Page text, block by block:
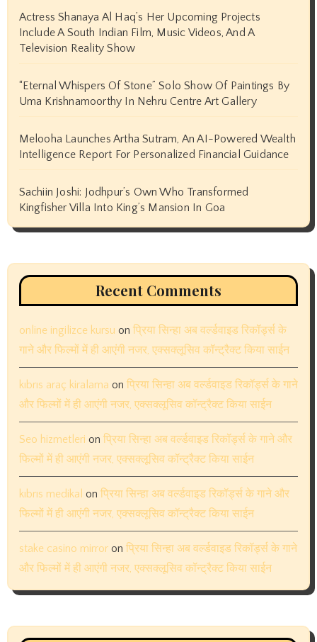
Actress Shanaya Al Haq’s Her Upcoming Projects
Include A South Indian Film, Music Videos, And A
Television Reality Show
“Eternal Whispers Of Stone” Solo Show Of Paintings By
Uma Krishnamoorthy In Nehru Centre Art Gallery
Melooha Launches Artha Sutram, An AI-Powered Wealth
Intelligence Report For Personalized Financial Guidance
Sachiin Joshi: Jodhpur’s Own Who Transformed
Kingfisher Villa Into King’s Mansion In Goa
Recent Comments
online ingilizce kursu on प्रिया सिन्हा अब वर्ल्डवाइड रिकॉर्ड्स के
गाने और फिल्मों में ही आएंगी नजर, एक्सक्लूसिव कॉन्ट्रैक्ट किया साईन
kıbrıs araç kiralama on प्रिया सिन्हा अब वर्ल्डवाइड रिकॉर्ड्स के गाने
और फिल्मों में ही आएंगी नजर, एक्सक्लूसिव कॉन्ट्रैक्ट किया साईन
Seo hizmetleri on प्रिया सिन्हा अब वर्ल्डवाइड रिकॉर्ड्स के गाने और
फिल्मों में ही आएंगी नजर, एक्सक्लूसिव कॉन्ट्रैक्ट किया साईन
kıbrıs medikal on प्रिया सिन्हा अब वर्ल्डवाइड रिकॉर्ड्स के गाने और
फिल्मों में ही आएंगी नजर, एक्सक्लूसिव कॉन्ट्रैक्ट किया साईन
stake casino mirroron प्रिया सिन्हा अब वर्ल्डवाइड रिकॉर्ड्स के गाने
और फिल्मों में ही आएंगी नजर, एक्सक्लूसिव कॉन्ट्रैक्ट किया साईन